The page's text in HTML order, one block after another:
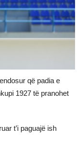
që padia e
1927 të pranohet
t’i paguajë ish